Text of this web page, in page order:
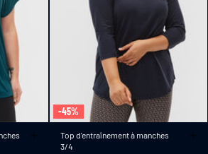
-45%
Top d'entraînement à manches
3/4